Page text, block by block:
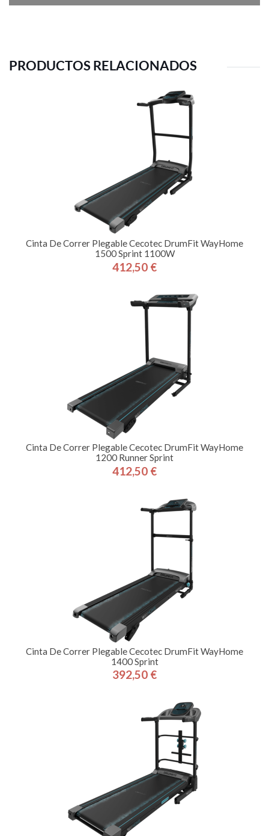
PRODUCTOS RELACIONADOS
Cinta De Correr Plegable Cecotec DrumFit WayHome
1500 Sprint 1100W
Precio
412,50 €
Cinta De Correr Plegable Cecotec DrumFit WayHome
1200 Runner Sprint
Precio
412,50 €
Cinta De Correr Plegable Cecotec DrumFit WayHome
1400 Sprint
Precio
392,50 €